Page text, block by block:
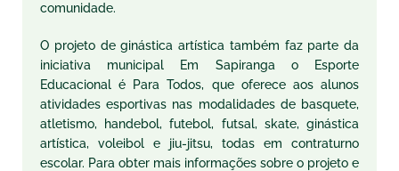
comunidade.
O projeto de ginástica artística também faz parte da
iniciativa municipal Em Sapiranga o Esporte
Educacional é Para Todos, que oferece aos alunos
atividades esportivas nas modalidades de basquete,
atletismo, handebol, futebol, futsal, skate, ginástica
artística, voleibol e jiu-jitsu, todas em contraturno
escolar. Para obter mais informações sobre o projeto e